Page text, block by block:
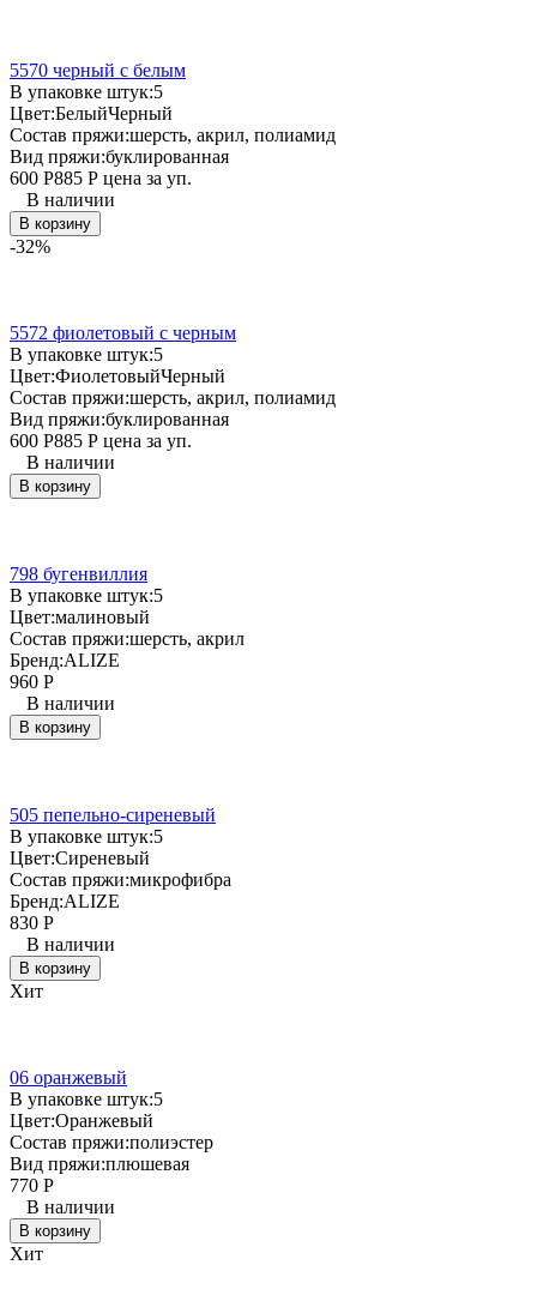
5570 черный с белым
В упаковке штук:5
Цвет:БелыйЧерный
Состав пряжи:шерсть, акрил, полиамид
Вид пряжи:буклированная
600 Р885 Р цена за уп.
В наличии
В корзину
-32%
5572 фиолетовый с черным
В упаковке штук:5
Цвет:ФиолетовыйЧерный
Состав пряжи:шерсть, акрил, полиамид
Вид пряжи:буклированная
600 Р885 Р цена за уп.
В наличии
В корзину
798 бугенвиллия
В упаковке штук:5
Цвет:малиновый
Состав пряжи:шерсть, акрил
Бренд:ALIZE
960 Р
В наличии
В корзину
505 пепельно-сиреневый
В упаковке штук:5
Цвет:Сиреневый
Состав пряжи:микрофибра
Бренд:ALIZE
830 Р
В наличии
В корзину
Хит
06 оранжевый
В упаковке штук:5
Цвет:Оранжевый
Состав пряжи:полиэстер
Вид пряжи:плюшевая
770 Р
В наличии
В корзину
Хит